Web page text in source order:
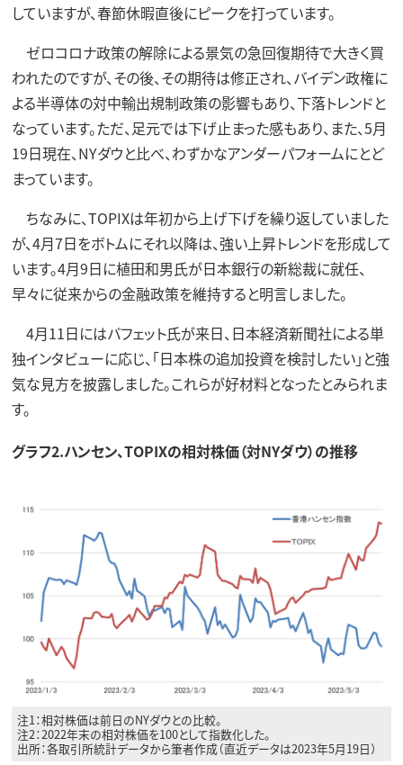
していますが、春節休暇直後にピークを打っています。
ゼロコロナ政策の解除による景気の急回復期待で大きく買
われたのですが、その後、その期待は修正され、バイデン政権に
よる半導体の対中輸出規制政策の影響もあり、下落トレンドと
なっています。ただ、足元では下げ止まった感もあり、また、5月
19日現在、NYダウと比べ、わずかなアンダーパフォームにとど
まっています。
ちなみに、TOPIXは年初から上げ下げを繰り返していました
が、4月7日をボトムにそれ以降は、強い上昇トレンドを形成して
います。4月9日に植田和男氏が日本銀行の新総裁に就任、
早々に従来からの金融政策を維持すると明言しました。
4月11日にはバフェット氏が来日、日本経済新聞社による単
独インタビューに応じ、「日本株の追加投資を検討したい」と強
気な見方を披露しました。これらが好材料となったとみられま
す。
グラフ2.ハンセン、TOPIXの相対株価（対NYダウ）の推移
注1：相対株価は前日のNYダウとの比較。
注2：2022年末の相対株価を100として指数化した。
出所：各取引所統計データから筆者作成（直近データは2023年5月19日）